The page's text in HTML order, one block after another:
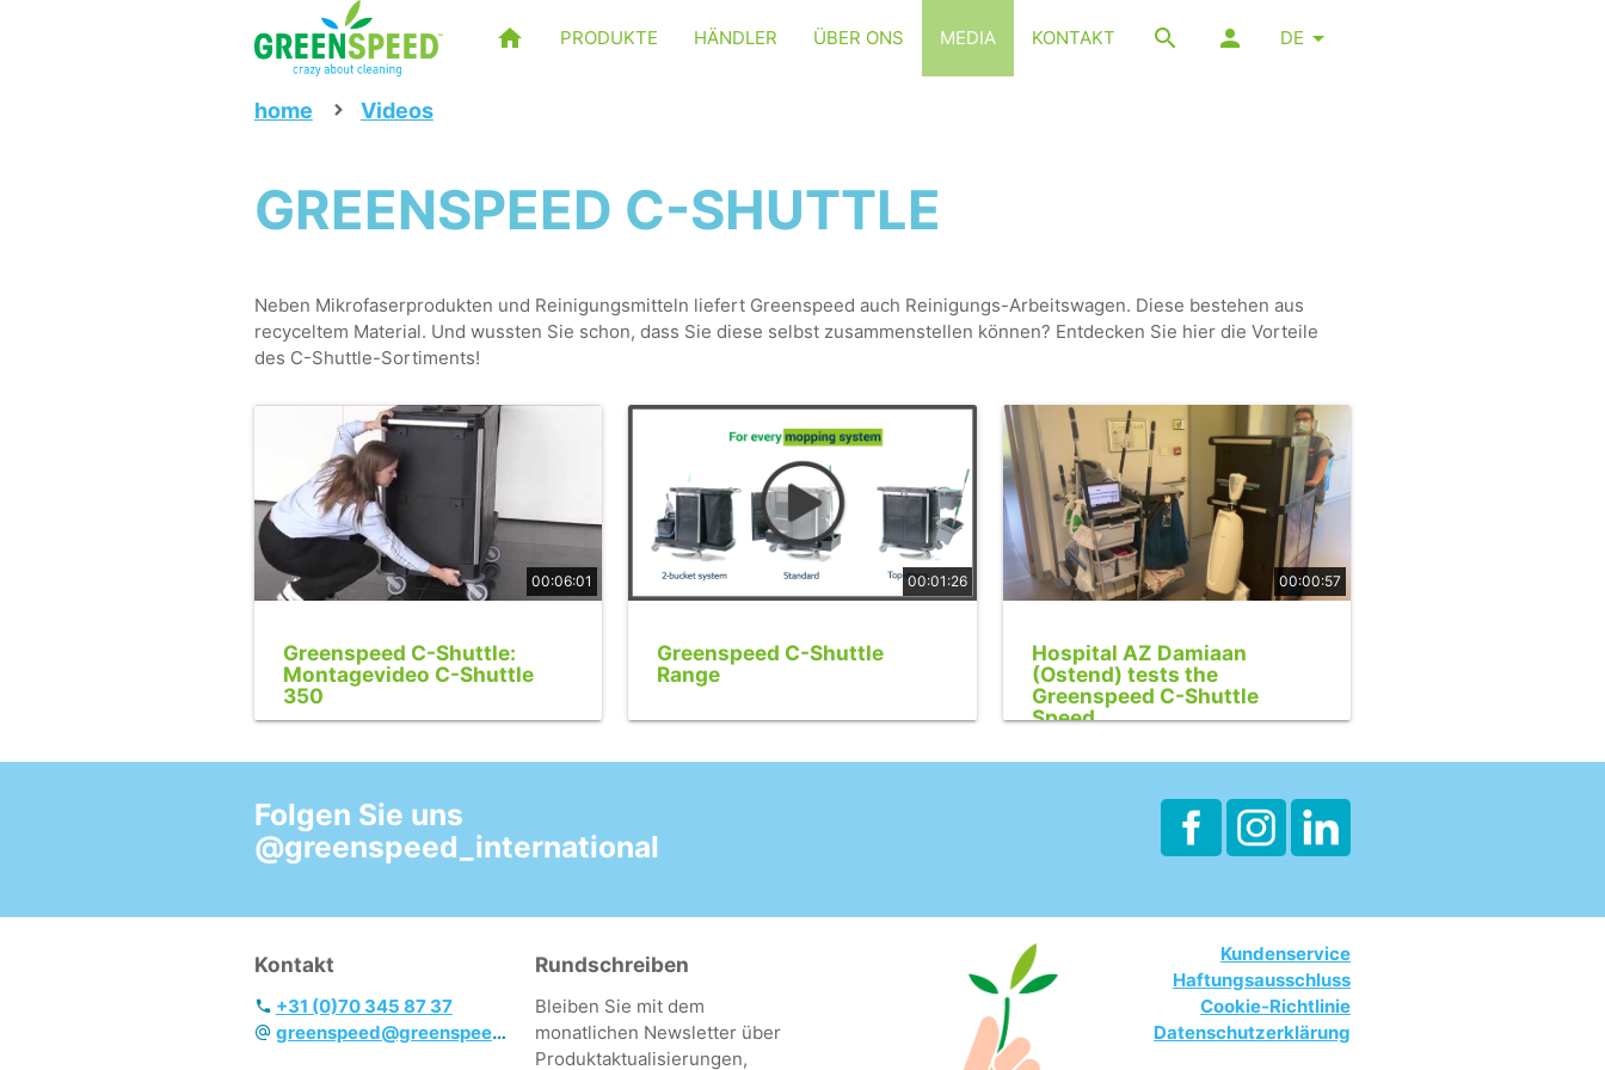
DE
PRODUKTE HÄNDLER ÜBER ONS MEDIA KONTAKT
home Videos
GREENSPEED C-SHUTTLE
Neben Mikrofaserprodukten und Reinigungsmitteln liefert Greenspeed auch Reinigungs-Arbeitswagen. Diese bestehen aus
recyceltem Material. Und wussten Sie schon, dass Sie diese selbst zusammenstellen können? Entdecken Sie hier die Vorteile
des C-Shuttle-Sortiments!
00:06:01
Greenspeed C-Shuttle:
Montagevideo C-Shuttle
350
00:01:26
Greenspeed C-Shuttle
Range
00:00:57
Hospital AZ Damiaan
(Ostend) tests the
Greenspeed C-Shuttle
Speed
Folgen Sie uns
@greenspeed_international
Kontakt
+31 (0)70 345 87 37
greenspeed@greenspeed.eu
Rundschreiben
Bleiben Sie mit dem
monatlichen Newsletter über
Produktaktualisierungen,
Kundenservice
Haftungsausschluss
Cookie-Richtlinie
Datenschutzerklärung